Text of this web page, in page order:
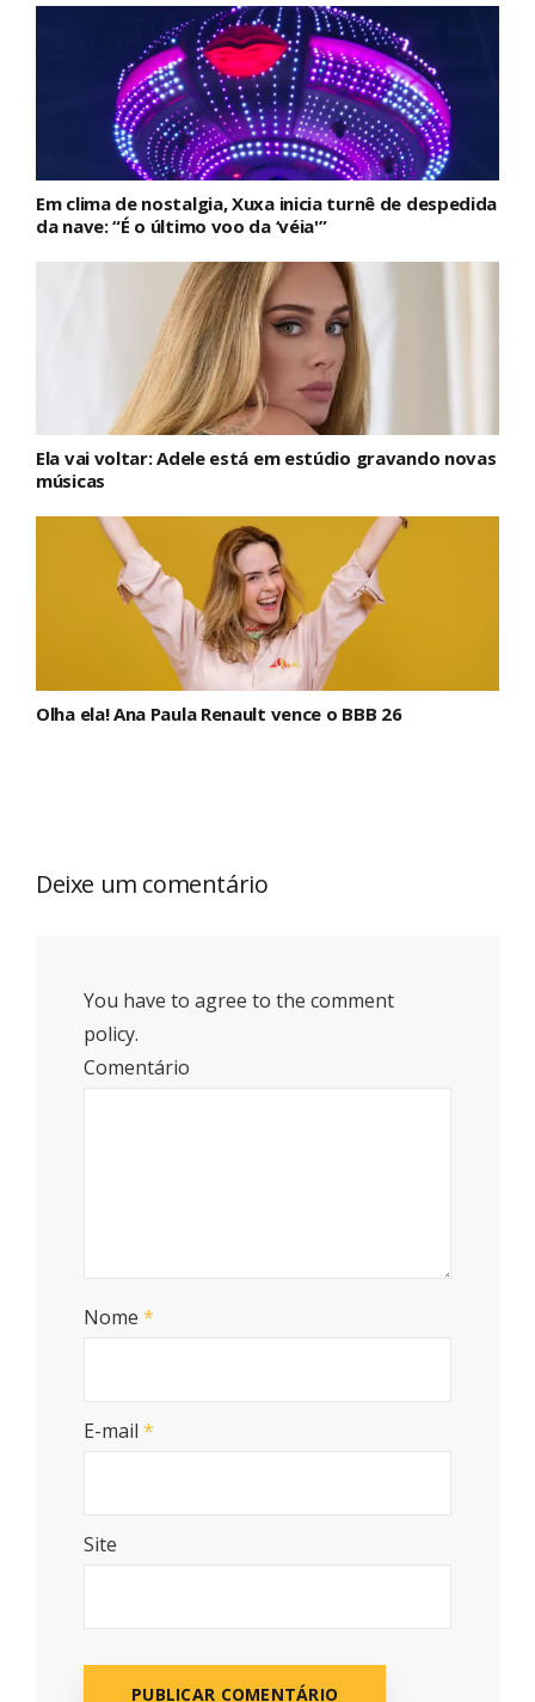
Em clima de nostalgia, Xuxa inicia turnê de despedida
da nave: “É o último voo da ‘véia'”
Ela vai voltar: Adele está em estúdio gravando novas
músicas
Olha ela! Ana Paula Renault vence o BBB 26
Deixe um comentário
You have to agree to the comment
policy.
Comentário
Nome *
E-mail *
Site